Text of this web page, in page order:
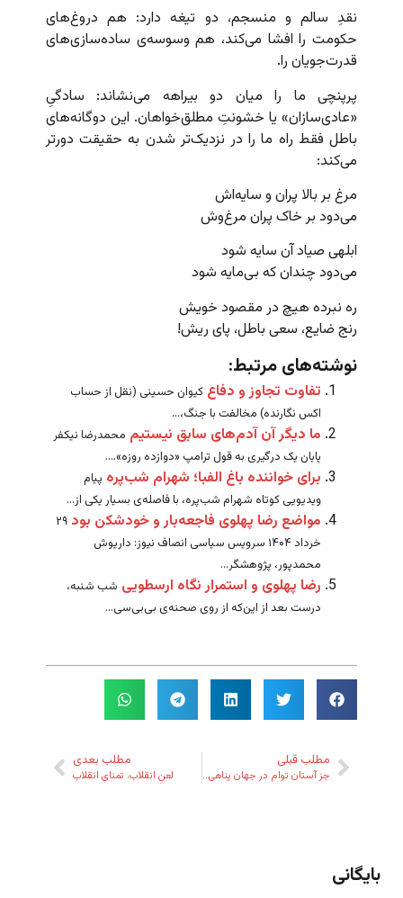
نقدِ سالم و منسجم، دو تیغه دارد: هم دروغ‌های
حکومت را افشا می‌کند، هم وسوسه‌ی ساده‌سازی‌های
قدرت‌جویان را.
پرپنچی ما را میان دو بیراهه می‌نشاند: سادگیِ
«عادی‌سازان» یا خشونتِ مطلق‌خواهان. این دوگانه‌های
باطل فقط راه ما را در نزدیک‌تر شدن به حقیقت دورتر
می‌کند:
مرغ بر بالا پران و سایه‌اش
می‌دود بر خاک پران مرغ‌وش
ابلهی صیاد آن سایه شود
می‌دود چندان که بی‌مایه شود
ره نبرده هیچ در مقصود خویش
رنج ضایع، سعی باطل، پای ریش!
نوشته‌های مرتبط:
تفاوت تجاوز و دفاع کیوان حسینی (نقل از حساب
اکس نگارنده) مخالفت با جنگ،...
ما دیگر آن آدم‌های سابق نیستیم محمدرضا نیکفر
پایان یک درگیری به قول ترامپ «دوازده روزه»....
برای خواننده باغ الفبا؛ شهرام شب‌پره پیام
ویدیویی کوتاه شهرام شب‌پره، با فاصله‌ی بسیار یکی از...
مواضع رضا پهلوی فاجعه‌بار و خودشکن بود ۲۹
خرداد ۱۴۰۴ سرویس سیاسی انصاف نیوز: داریوش
محمدپور، پژوهشگر...
رضا پهلوی و استمرار نگاه ارسطویی شب شنبه،
درست بعد از این‌که از روی صحنه‌ی بی‌بی‌سی...
مطلب قبلی
جز آستان توام در جهان پناهی نیست
مطلب بعدی
لعنِ انقلاب، تمنای انقلاب
بایگانی